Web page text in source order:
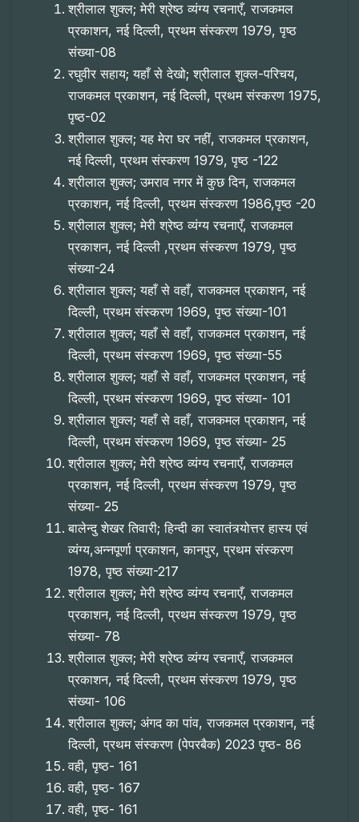
श्रीलाल शुक्ल; मेरी श्रेष्ठ व्यंग्य रचनाएँ, राजकमल
प्रकाशन, नई दिल्ली, प्रथम संस्करण 1979, पृष्ठ
संख्या-08
रघुवीर सहाय; यहाँ से देखो; श्रीलाल शुक्ल-परिचय,
राजकमल प्रकाशन, नई दिल्ली, प्रथम संस्करण 1975,
पृष्ठ-02
श्रीलाल शुक्ल; यह मेरा घर नहीं, राजकमल प्रकाशन,
नई दिल्ली, प्रथम संस्करण 1979, पृष्ठ -122
श्रीलाल शुक्ल; उमराव नगर में कुछ दिन, राजकमल
प्रकाशन, नई दिल्ली, प्रथम संस्करण 1986,पृष्ठ -20
श्रीलाल शुक्ल; मेरी श्रेष्ठ व्यंग्य रचनाएँ, राजकमल
प्रकाशन, नई दिल्ली ,प्रथम संस्करण 1979, पृष्ठ
संख्या-24
श्रीलाल शुक्ल; यहाँ से वहाँ, राजकमल प्रकाशन, नई
दिल्ली, प्रथम संस्करण 1969, पृष्ठ संख्या-101
श्रीलाल शुक्ल; यहाँ से वहाँ, राजकमल प्रकाशन, नई
दिल्ली, प्रथम संस्करण 1969, पृष्ठ संख्या-55
श्रीलाल शुक्ल; यहाँ से वहाँ, राजकमल प्रकाशन, नई
दिल्ली, प्रथम संस्करण 1969, पृष्ठ संख्या- 101
श्रीलाल शुक्ल; यहाँ से वहाँ, राजकमल प्रकाशन, नई
दिल्ली, प्रथम संस्करण 1969, पृष्ठ संख्या- 25
श्रीलाल शुक्ल; मेरी श्रेष्ठ व्यंग्य रचनाएँ, राजकमल
प्रकाशन, नई दिल्ली, प्रथम संस्करण 1979, पृष्ठ
संख्या- 25
बालेन्दु शेखर तिवारी; हिन्दी का स्वातंत्र्योत्तर हास्य एवं
व्यंग्य,अन्नपूर्णा प्रकाशन, कानपुर, प्रथम संस्करण
1978, पृष्ठ संख्या-217
श्रीलाल शुक्ल; मेरी श्रेष्ठ व्यंग्य रचनाएँ, राजकमल
प्रकाशन, नई दिल्ली, प्रथम संस्करण 1979, पृष्ठ
संख्या- 78
श्रीलाल शुक्ल; मेरी श्रेष्ठ व्यंग्य रचनाएँ, राजकमल
प्रकाशन, नई दिल्ली, प्रथम संस्करण 1979, पृष्ठ
संख्या- 106
श्रीलाल शुक्ल; अंगद का पांव, राजकमल प्रकाशन, नई
दिल्ली, प्रथम संस्करण (पेपरबैक) 2023 पृष्ठ- 86
वही, पृष्ठ- 161
वही, पृष्ठ- 167
वही, पृष्ठ- 161